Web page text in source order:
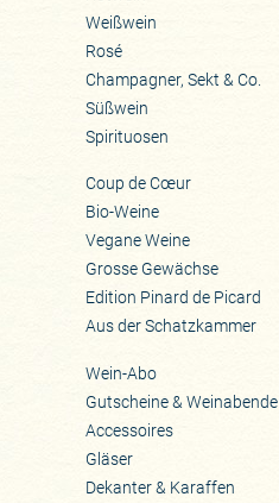
Weißwein
Rosé
Champagner, Sekt & Co.
Süßwein
Spirituosen
Coup de Cœur
Bio-Weine
Vegane Weine
Grosse Gewächse
Edition Pinard de Picard
Aus der Schatzkammer
Wein-Abo
Gutscheine & Weinabende
Accessoires
Gläser
Dekanter & Karaffen